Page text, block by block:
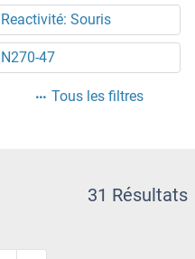
Reactivité: Souris
N270-47
Tous les filtres
31 Résultats